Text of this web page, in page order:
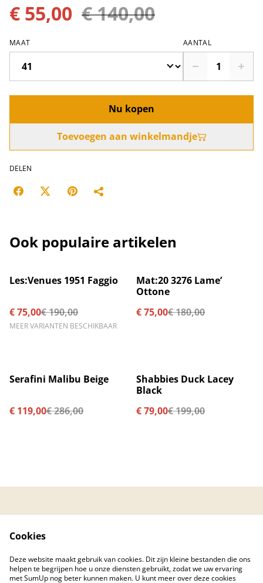
€ 55,00 € 140,00
MAAT AANTAL
Nu kopen
Toevoegen aan winkelmandje
DELEN
Ook populaire artikelen
%
Les:Venues 1951 Faggio
€ 75,00€ 190,00
MEER VARIANTEN BESCHIKBAAR
%
Mat:20 3276 Lame’
Ottone
€ 75,00€ 180,00
%
Serafini Malibu Beige
€ 119,00€ 286,00
%
Shabbies Duck Lacey
Black
€ 79,00€ 199,00
Created by © 2026
PC Care Center
Cookies
Deze website maakt gebruik van cookies. Dit zijn kleine bestanden die ons
helpen te begrijpen hoe u onze diensten gebruikt, zodat we uw ervaring
met SumUp nog beter kunnen maken. U kunt meer over deze cookies